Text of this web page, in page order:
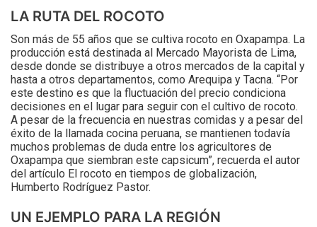
LA RUTA DEL ROCOTO
Son más de 55 años que se cultiva rocoto en Oxapampa. La
producción está destinada al Mercado Mayorista de Lima,
desde donde se distribuye a otros mercados de la capital y
hasta a otros departamentos, como Arequipa y Tacna. “Por
este destino es que la fluctuación del precio condiciona
decisiones en el lugar para seguir con el cultivo de rocoto.
A pesar de la frecuencia en nuestras comidas y a pesar del
éxito de la llamada cocina peruana, se mantienen todavía
muchos problemas de duda entre los agricultores de
Oxapampa que siembran este capsicum”, recuerda el autor
del artículo El rocoto en tiempos de globalización,
Humberto Rodríguez Pastor.
UN EJEMPLO PARA LA REGIÓN